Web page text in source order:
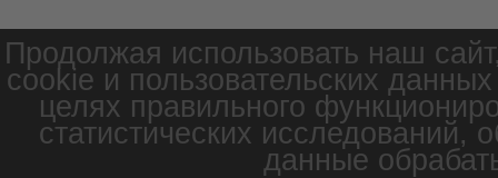
Продолжая использовать наш
cookie и пользовательских
целях правильного
статистических
данные